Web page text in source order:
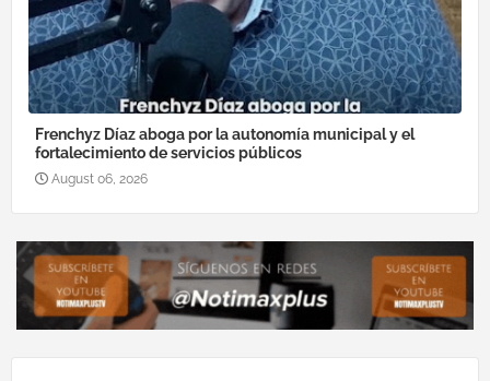
Frenchyz Díaz aboga por la autonomía municipal y el
fortalecimiento de servicios públicos
August 06, 2026